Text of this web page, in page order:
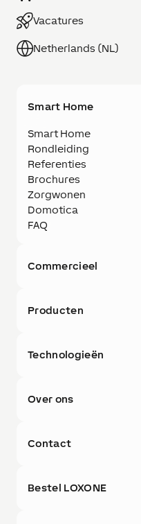
Vacatures
Netherlands (NL)
Smart Home
Smart Home
Rondleiding
Referenties
Brochures
Zorgwonen
Domotica
FAQ
Commercieel
Producten
Technologieën
Over ons
Contact
Bestel LOXONE